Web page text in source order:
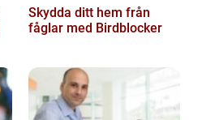
Skydda ditt hem från
fåglar med Birdblocker